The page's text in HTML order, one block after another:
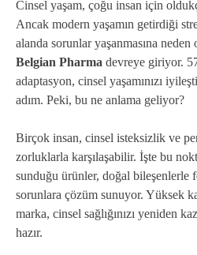
Cinsel yaşam, çoğu insan için
Ancak modern yaşamın getirdiği
alanda sorunlar yaşanmasına
Belgian Pharma devreye giriyor.
adaptasyon, cinsel yaşamınızı
adım. Peki, bu ne anlama geliyor?
Birçok insan, cinsel isteksizlik ve
zorluklarla karşılaşabilir. İşte bu
sunduğu ürünler, doğal bileşenlerle
sorunlara çözüm sunuyor. Yüksek
marka, cinsel sağlığınızı yeniden
hazır.